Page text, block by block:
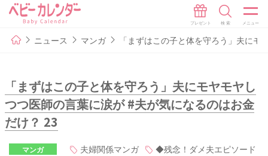
ニュース マンガ 「まずはこの子と体を守ろう」夫に
「まずはこの子と体を守ろう」夫にモヤモヤし
つつ医師の言葉に涙が #夫が気になるのはお金
だけ？ 23
マンガ 夫婦関係マンガ
◆残念！ダメ夫エピソード